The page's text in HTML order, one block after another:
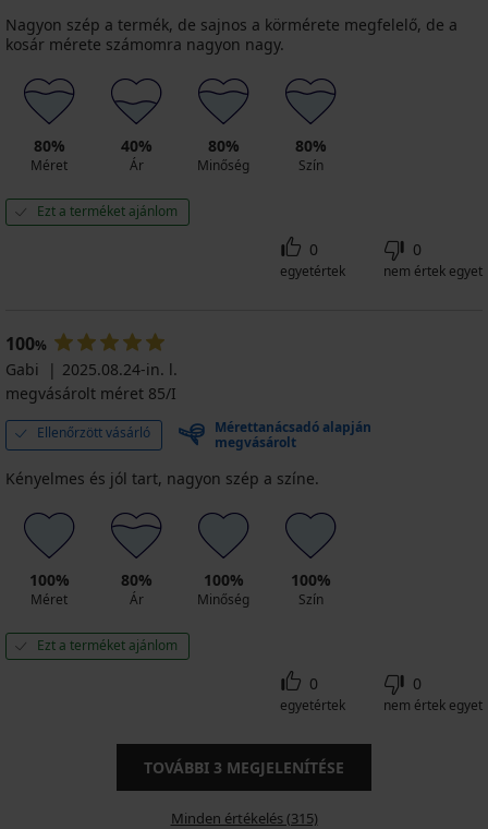
Nagyon szép a termék, de sajnos a körmérete megfelelő, de a
kosár mérete számomra nagyon nagy.
80%
Méret
40%
Ár
80%
Minőség
80%
Szín
Ezt a terméket ajánlom
0
egyetértek
0
nem értek egyet
100%
Gabi
2025.08.24-in. l.
megvásárolt méret 85/I
Ellenőrzött vásárló
Mérettanácsadó alapján
megvásárolt
Kényelmes és jól tart, nagyon szép a színe.
100%
Méret
80%
Ár
100%
Minőség
100%
Szín
Ezt a terméket ajánlom
0
egyetértek
0
nem értek egyet
TOVÁBBI 3 MEGJELENÍTÉSE
Minden értékelés (315)